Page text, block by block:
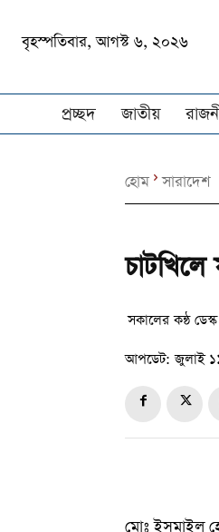
বৃহস্পতিবার, আগস্ট ৬, ২০২৬
প্রচ্ছদ জাতীয়
হোম সারাদেশ
সকালের কন্ঠ ডেস্ক
আপডেট: জুলাই
মোঃ ইসমাইল